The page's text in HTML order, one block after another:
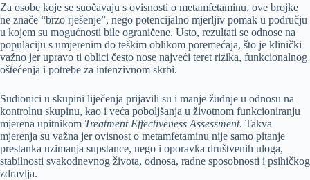
Za osobe koje se suočavaju s ovisnosti o metamfetaminu, ove brojke
ne znače “brzo rješenje”, nego potencijalno mjerljiv pomak u području
u kojem su mogućnosti bile ograničene. Usto, rezultati se odnose na
populaciju s umjerenim do teškim oblikom poremećaja, što je klinički
važno jer upravo ti oblici često nose najveći teret rizika, funkcionalnog
oštećenja i potrebe za intenzivnom skrbi.
Sudionici u skupini liječenja prijavili su i manje žudnje u odnosu na
kontrolnu skupinu, kao i veća poboljšanja u životnom funkcioniranju
mjerena upitnikom Treatment Effectiveness Assessment. Takva
mjerenja su važna jer ovisnost o metamfetaminu nije samo pitanje
prestanka uzimanja supstance, nego i oporavka društvenih uloga,
stabilnosti svakodnevnog života, odnosa, radne sposobnosti i psihičkog
zdravlja.